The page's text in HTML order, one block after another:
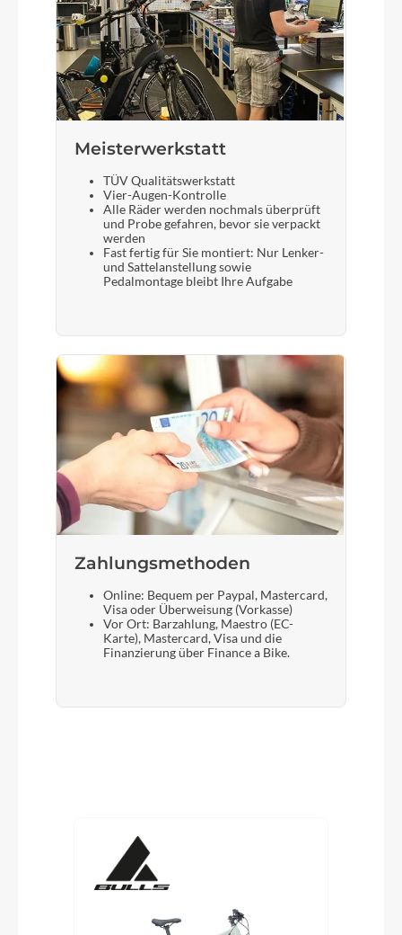
Meisterwerkstatt
TÜV Qualitätswerkstatt
Vier-Augen-Kontrolle
Alle Räder werden nochmals überprüft
und Probe gefahren, bevor sie verpackt
werden
Fast fertig für Sie montiert: Nur Lenker-
und Sattelanstellung sowie
Pedalmontage bleibt Ihre Aufgabe
Zahlungsmethoden
Online: Bequem per Paypal, Mastercard,
Visa oder Überweisung (Vorkasse)
Vor Ort: Barzahlung, Maestro (EC-
Karte), Mastercard, Visa und die
Finanzierung über Finance a Bike.